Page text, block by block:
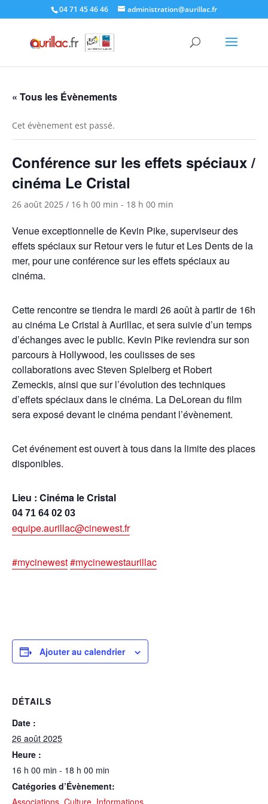
04 71 45 46 46 administration@aurillac.fr
« Tous les Évènements
Cet évènement est passé.
Conférence sur les effets spéciaux /
cinéma Le Cristal
26 août 2025 / 16 h 00 min - 18 h 00 min
Venue exceptionnelle de Kevin Pike, superviseur des
effets spéciaux sur Retour vers le futur et Les Dents de la
mer, pour une conférence sur les effets spéciaux au
cinéma.
Cette rencontre se tiendra le mardi 26 août à partir de 16h
au cinéma Le Cristal à Aurillac, et sera suivie d’un temps
d’échanges avec le public. Kevin Pike reviendra sur son
parcours à Hollywood, les coulisses de ses
collaborations avec Steven Spielberg et Robert
Zemeckis, ainsi que sur l’évolution des techniques
d’effets spéciaux dans le cinéma. La DeLorean du film
sera exposé devant le cinéma pendant l’évènement.
Cet événement est ouvert à tous dans la limite des places
disponibles.
Lieu : Cinéma le Cristal
04 71 64 02 03
equipe.aurillac@cinewest.fr
#mycinewest#mycinewestaurillac
Ajouter au calendrier
DÉTAILS
Date :
26 août 2025
Heure :
16 h 00 min - 18 h 00 min
Catégories d’Évènement:
Associations Culture Informations